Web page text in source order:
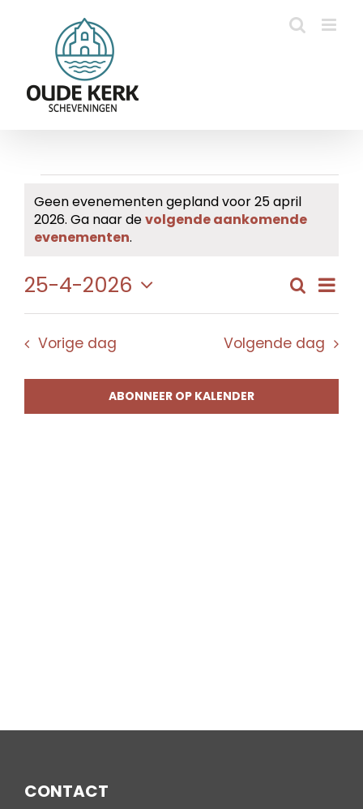
Evenementen
in
25
april
2026
Bericht
Geen evenementen gepland voor 25 april
2026. Ga naar devolgende aankomende
evenementen.
en
Zoeken
Dag
25-4-2026
Selecteer
datum.
Vorige dag Volgende dag
ABONNEER OP KALENDER
CONTACT